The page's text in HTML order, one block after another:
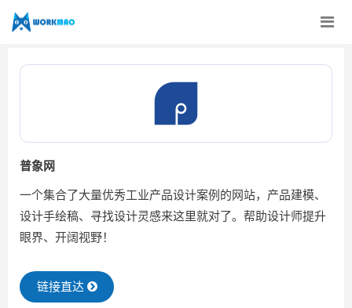
普象网
一个集合了大量优秀工业产品设计案例的网站，产品建模、
设计手绘稿、寻找设计灵感来这里就对了。帮助设计师提升
眼界、开阔视野！
链接直达